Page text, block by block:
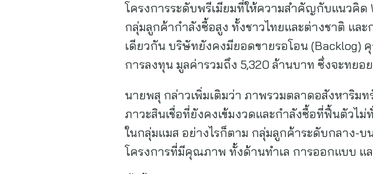
โครงการระดับพรีเมียมที่ให้ความสำคัญกับแนวคิ
กลุ่มลูกค้ากำลังซื้อสูง ทั้งชาวไทยและต่างชาติ แ
เดียวกัน บริษัทยังคงมียอดขายรอโอน
การลงทุน มูลค่ารวมถึง 5,320 ล้านบาท ซึ่งจะทยอ
นายพสุ กล่าวเพิ่มเติมว่า ภาพรวมตลาดอสังหาริม
ภาวะสินเชื่อที่ยังคงเข้มงวดและกำลังซื้อที่ฟื้นตัวไ
ในกลุ่มแมส อย่างไรก็ตาม กลุ่มลูกค้าระดับกลาง-
โครงการที่มีคุณภาพ ทั้งด้านทำเล การออกแบบ แ